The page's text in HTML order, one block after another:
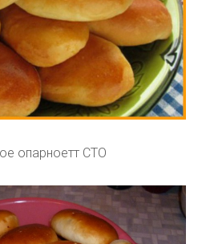
опарноетт СТО